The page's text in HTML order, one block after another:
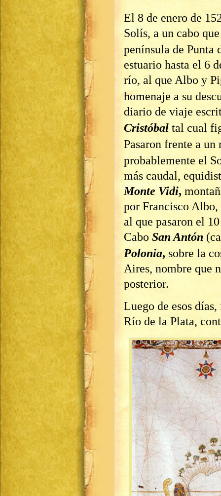
El 8 de enero de
Solís, a un cabo
península de Punta
estuario hasta el 6
río, al que Albo y
homenaje a su
diario de viaje
Cristóbal tal cual
Pasaron frente a
probablemente el
más caudal,
Monte Vidi,
por Francisco
al que pasaron el
Cabo San Antón
Polonia, sobre la
Aires, nombre que
posterior.
Luego de esos
Río de la Plata,